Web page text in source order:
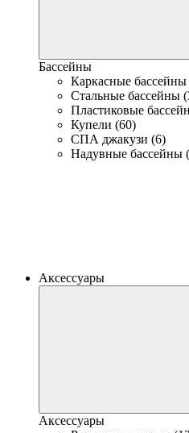
Бассейны
Каркасные бассейны
Стальные бассейны
Пластиковые
Купели (60)
СПА джакузи (6)
Надувные бассейны
Аксессуары
Аксессуары